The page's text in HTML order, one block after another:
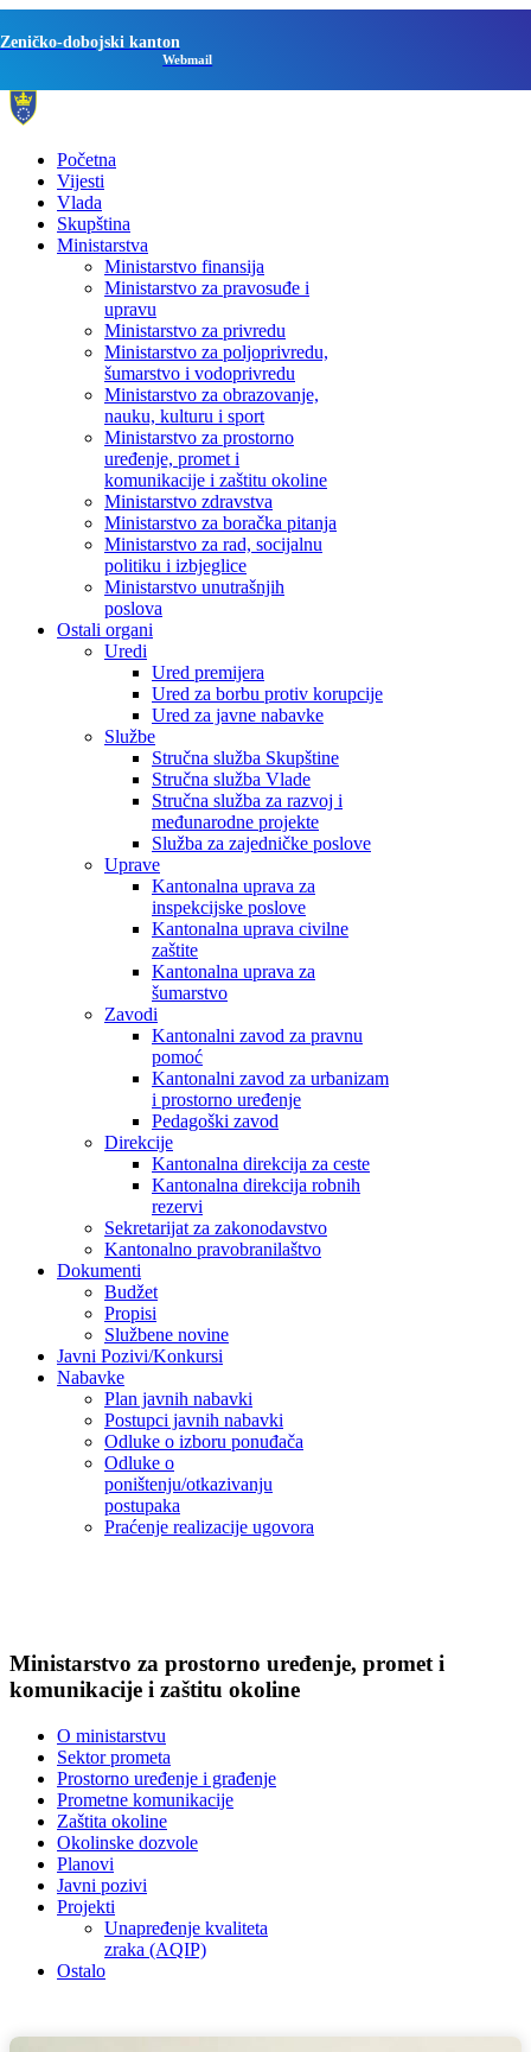
Zeničko-dobojski kanton
Webmail
Početna
Vijesti
Vlada
Skupština
Ministarstva
Ministarstvo finansija
Ministarstvo za pravosuđe i
upravu
Ministarstvo za privredu
Ministarstvo za poljoprivredu,
šumarstvo i vodoprivredu
Ministarstvo za obrazovanje,
nauku, kulturu i sport
Ministarstvo za prostorno
uređenje, promet i
komunikacije i zaštitu okoline
Ministarstvo zdravstva
Ministarstvo za boračka pitanja
Ministarstvo za rad, socijalnu
politiku i izbjeglice
Ministarstvo unutrašnjih
poslova
Ostali organi
Uredi
Ured premijera
Ured za borbu protiv korupcije
Ured za javne nabavke
Službe
Stručna služba Skupštine
Stručna služba Vlade
Stručna služba za razvoj i
međunarodne projekte
Služba za zajedničke poslove
Uprave
Kantonalna uprava za
inspekcijske poslove
Kantonalna uprava civilne
zaštite
Kantonalna uprava za
šumarstvo
Zavodi
Kantonalni zavod za pravnu
pomoć
Kantonalni zavod za urbanizam
i prostorno uređenje
Pedagoški zavod
Direkcije
Kantonalna direkcija za ceste
Kantonalna direkcija robnih
rezervi
Sekretarijat za zakonodavstvo
Kantonalno pravobranilaštvo
Dokumenti
Budžet
Propisi
Službene novine
Javni Pozivi/Konkursi
Nabavke
Plan javnih nabavki
Postupci javnih nabavki
Odluke o izboru ponuđača
Odluke o
poništenju/otkazivanju
postupaka
Praćenje realizacije ugovora
Ministarstvo za prostorno uređenje, promet i
komunikacije i zaštitu okoline
O ministarstvu
Sektor prometa
Prostorno uređenje i građenje
Prometne komunikacije
Zaštita okoline
Okolinske dozvole
Planovi
Javni pozivi
Projekti
Unapređenje kvaliteta
zraka (AQIP)
Ostalo